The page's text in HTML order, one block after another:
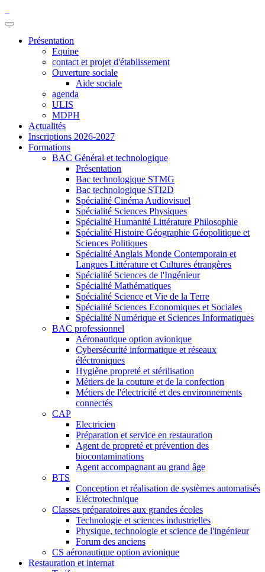
Présentation
Equipe
contact et projet d'établissement
Ouverture sociale
Aide sociale
agenda
ULIS
MDPH
Actualités
Inscriptions 2026-2027
Formations
BAC Général et technologique
Présentation
Bac technologique STMG
Bac technologique STI2D
Spécialité Cinéma Audiovisuel
Spécialité Sciences Physiques
Spécialité Humanité Littérature Philosophie
Spécialité Histoire Géographie Géopolitique et
Sciences Politiques
Spécialité Anglais Monde Contemporain et
Langues Littérature et Cultures étrangères
Spécialité Sciences de l'Ingénieur
Spécialité Mathématiques
Spécialité Science et Vie de la Terre
Spécialité Sciences Economiques et Sociales
Spécialité Numérique et Sciences Informatiques
BAC professionnel
Aéronautique option avionique
Cybersécurité informatique et réseaux
éléctroniques
Hygiène propreté et stérilisation
Métiers de la couture et de la confection
Métiers de l'électricité et des environnements
connectés
CAP
Electricien
Préparation et service en restauration
Agent de propreté et prévention des
biocontaminations
Agent accompagnant au grand âge
BTS
Conception et réalisation de systèmes automatisés
Eléctrotechnique
Classes préparatoires aux grandes écoles
Technologie et sciences industrielles
Physique, technologie et science de l'ingénieur
Forum des anciens
CS aéronautique option avionique
Restauration et internat